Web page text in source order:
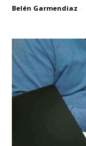
Belén Garmendiaz -